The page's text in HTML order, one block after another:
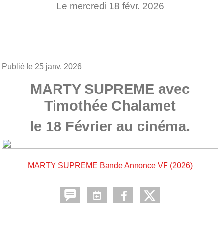
Le mercredi 18 févr. 2026
Publié le 25 janv. 2026
MARTY SUPREME avec
Timothée Chalamet
le 18 Février au cinéma.
MARTY SUPREME Bande Annonce VF (2026)